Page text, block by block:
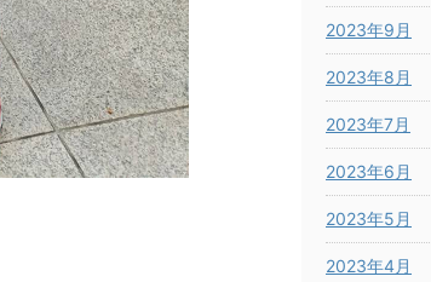
2023年9月
2023年8月
2023年7月
2023年6月
2023年5月
2023年4月